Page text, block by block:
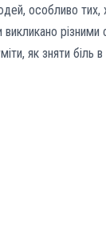
особливо тих,
різними
як зняти біль